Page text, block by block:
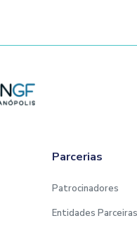
Parcerias
Patrocinadores
Entidades Parceiras